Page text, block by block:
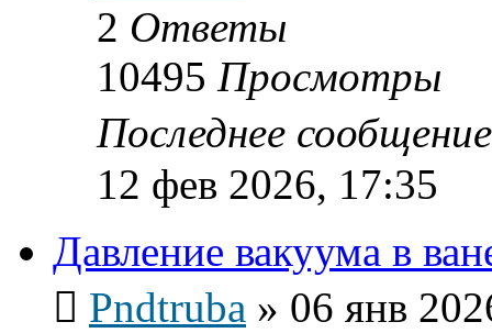
2 Ответы
10495 Просмотры
Последнее
12 фев 2026, 17:35
Давление вакуума в
Pndtruba » 06 янв